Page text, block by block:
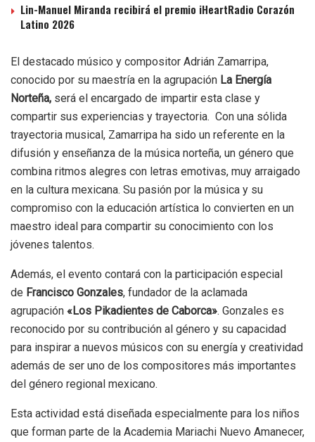
Lin-Manuel Miranda recibirá el premio iHeartRadio Corazón
Latino 2026
El destacado músico y compositor Adrián Zamarripa,
conocido por su maestría en la agrupación La Energía
Norteña, será el encargado de impartir esta clase y
compartir sus experiencias y trayectoria. Con una sólida
trayectoria musical, Zamarripa ha sido un referente en la
difusión y enseñanza de la música norteña, un género que
combina ritmos alegres con letras emotivas, muy arraigado
en la cultura mexicana. Su pasión por la música y su
compromiso con la educación artística lo convierten en un
maestro ideal para compartir su conocimiento con los
jóvenes talentos.
Además, el evento contará con la participación especial
de Francisco Gonzales, fundador de la aclamada
agrupación «Los Pikadientes de Caborca». Gonzales es
reconocido por su contribución al género y su capacidad
para inspirar a nuevos músicos con su energía y creatividad
además de ser uno de los compositores más importantes
del género regional mexicano.
Esta actividad está diseñada especialmente para los niños
que forman parte de la Academia Mariachi Nuevo Amanecer,